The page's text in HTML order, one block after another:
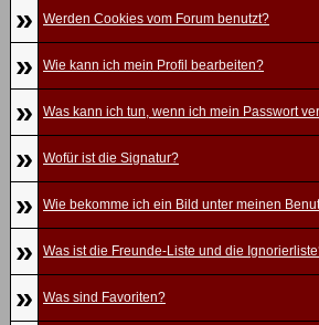
» Werden Cookies vom Forum benutzt?
» Wie kann ich mein Profil bearbeiten?
» Was kann ich tun, wenn ich mein Passwort
» Wofür ist die Signatur?
» Wie bekomme ich ein Bild unter meinen
» Was ist die Freunde-Liste und die
» Was sind Favoriten?